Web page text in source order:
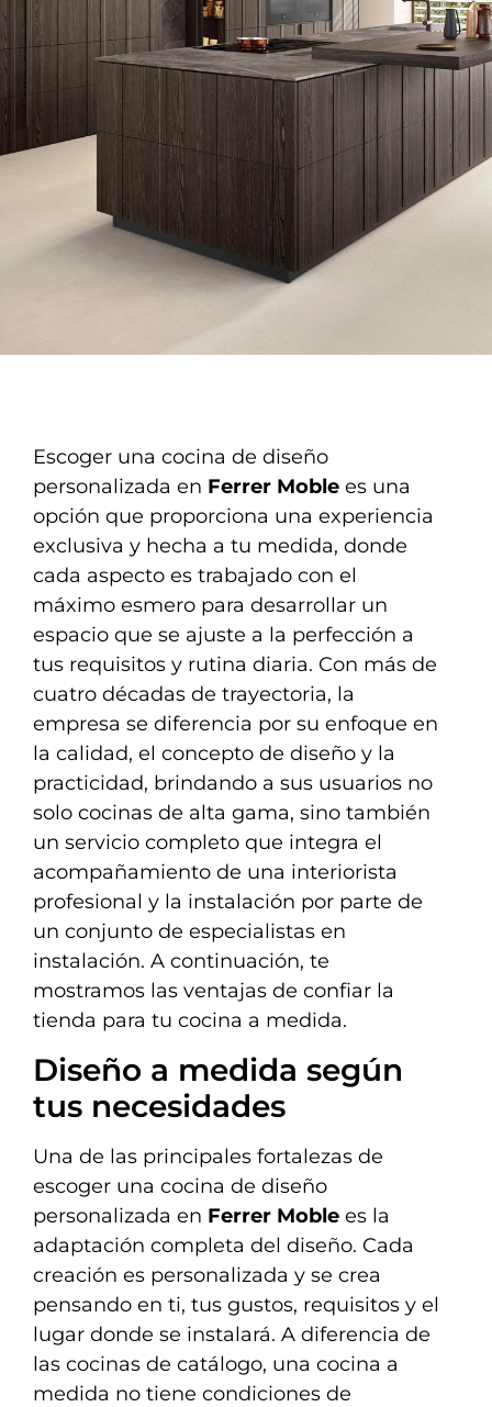
Escoger una cocina de diseño
personalizada en Ferrer Moble es una
opción que proporciona una experiencia
exclusiva y hecha a tu medida, donde
cada aspecto es trabajado con el
máximo esmero para desarrollar un
espacio que se ajuste a la perfección a
tus requisitos y rutina diaria. Con más de
cuatro décadas de trayectoria, la
empresa se diferencia por su enfoque en
la calidad, el concepto de diseño y la
practicidad, brindando a sus usuarios no
solo cocinas de alta gama, sino también
un servicio completo que integra el
acompañamiento de una interiorista
profesional y la instalación por parte de
un conjunto de especialistas en
instalación. A continuación, te
mostramos las ventajas de confiar la
tienda para tu cocina a medida.
Diseño a medida según
tus necesidades
Una de las principales fortalezas de
escoger una cocina de diseño
personalizada en Ferrer Moble es la
adaptación completa del diseño. Cada
creación es personalizada y se crea
pensando en ti, tus gustos, requisitos y el
lugar donde se instalará. A diferencia de
las cocinas de catálogo, una cocina a
medida no tiene condiciones de